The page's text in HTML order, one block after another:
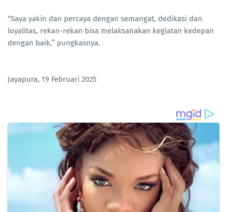
“Saya yakin dan percaya dengan semangat, dedikasi dan
loyalitas, rekan-rekan bisa melaksanakan kegiatan kedepan
dengan baik,” pungkasnya.
Jayapura, 19 Februari 2025